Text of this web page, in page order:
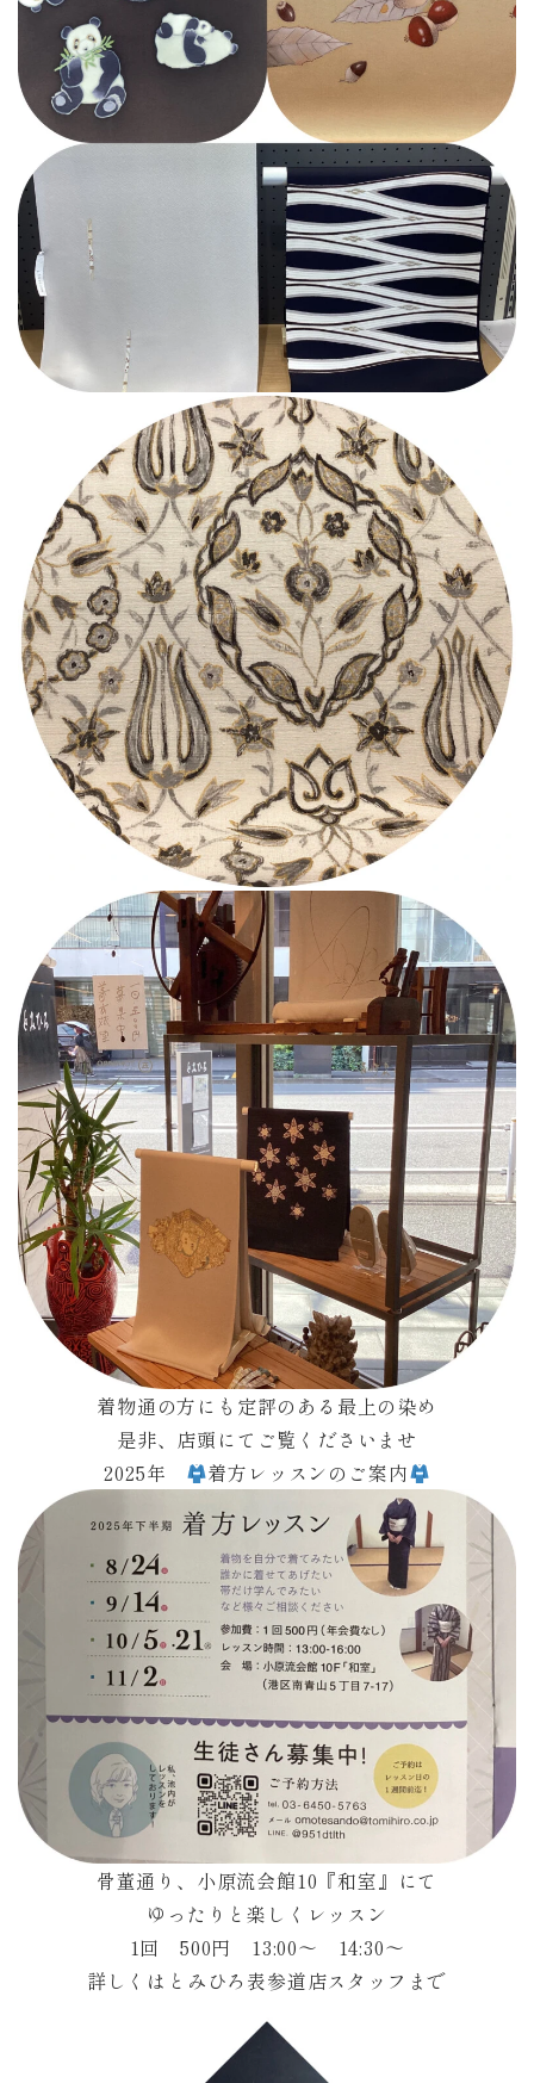
着物通の方にも定評のある最上の染め
是非、店頭にてご覧くださいませ
2025年
着方レッスンのご案内
骨董通り、小原流会館10『和室』にて
ゆったりと楽しくレッスン
1回 500円 13:00〜 14:30〜
詳しくはとみひろ表参道店スタッフまで